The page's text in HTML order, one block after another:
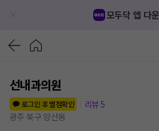
모두닥 앱 다
선내과의원
로그인 후 별점확인
리뷰5
광주 북구 양산동